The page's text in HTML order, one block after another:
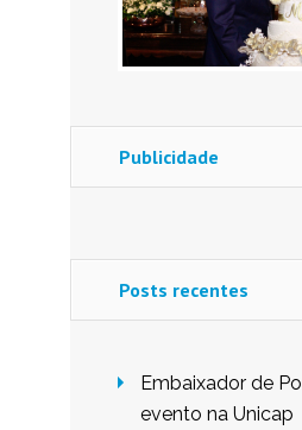
Publicidade
Posts recentes
Embaixador de
evento na Unicap